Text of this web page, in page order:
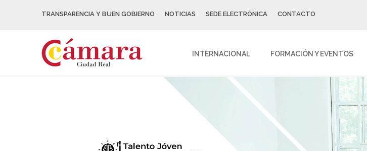
TRANSPARENCIA Y BUEN GOBIERNO NOTICIAS SEDE ELECTRÓNICA CONTACTO
INTERNACIONAL FORMACIÓN Y EVENTOS